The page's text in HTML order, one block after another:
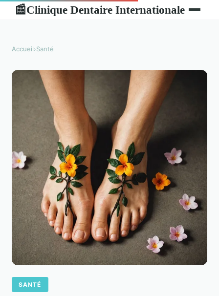
📰Clinique Dentaire Internationale
Accueil›Santé
SANTÉ